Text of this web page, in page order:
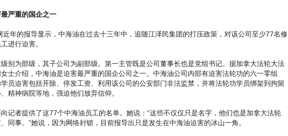
严重的国企之一
的报导显示，中海油在过去十三年中，追随江泽民集团的打压政策，对该公司至少77名修
进行迫害。
别为部级，其子公司为副部级。第一主管既是公司董事长也是党组书记。据加拿大法轮大法
士介绍，中海油是迫害最严重的国企公司之一。中海油公司内部有迫害法轮功的六一零组
员迫害包括开除、停发工资、利用该公司的公安部门非法监禁，并将法轮功学员绑架到拘留
精神病院等地，强迫他们放弃信仰。
记者提供了这77个中海油员工的名单。她说：“这些不仅仅只是名字，他们也是加拿大法轮
同事。”她说，因为网络封锁，目前报导出只是发生在中海油迫害的冰山一角。